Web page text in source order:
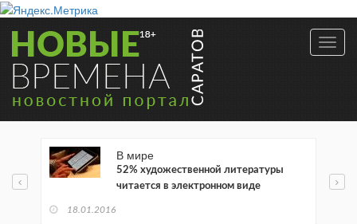
В мире
52% художественной литературы
читается в электронном виде
18.01.2016